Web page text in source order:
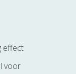
effect
voor